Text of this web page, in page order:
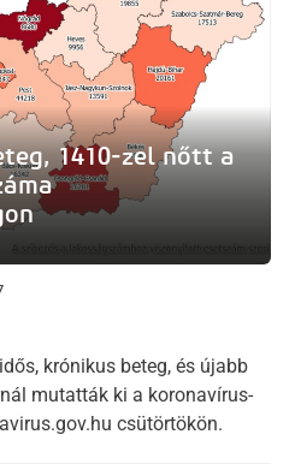
1410-zel nőtt a
krónikus beteg, és újabb
mutatták ki a koronavírus-
csütörtökön.